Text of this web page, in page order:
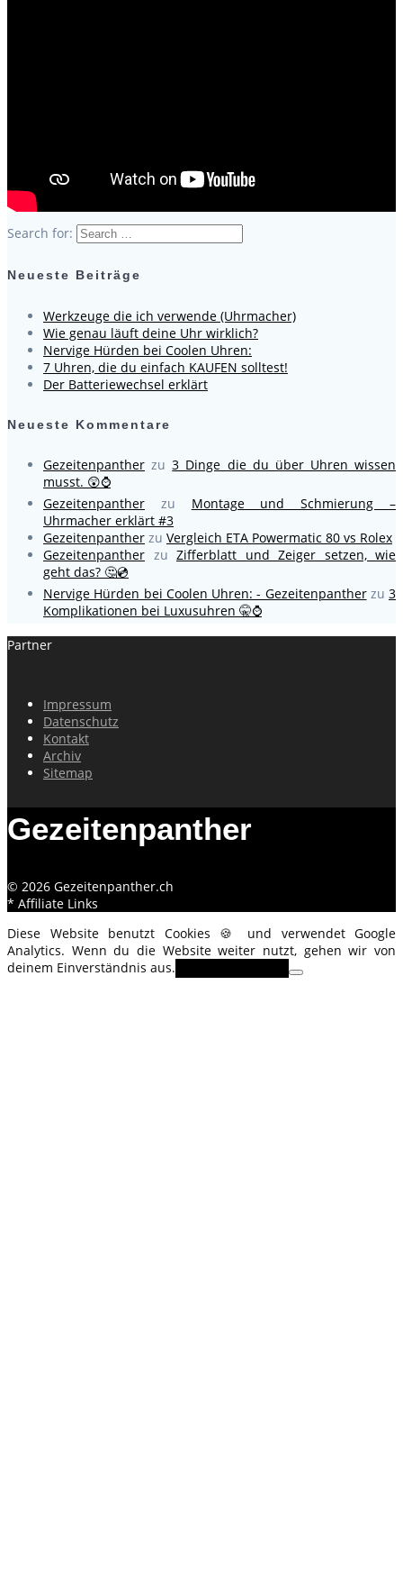
Search for:
Neueste Beiträge
Werkzeuge die ich verwende (Uhrmacher)
Wie genau läuft deine Uhr wirklich?
Nervige Hürden bei Coolen Uhren:
7 Uhren, die du einfach KAUFEN solltest!
Der Batteriewechsel erklärt
Neueste Kommentare
Gezeitenpanther zu3 Dinge die du über Uhren wissen
musst. 😲⌚
Gezeitenpanther zu Montage und Schmierung –
Uhrmacher erklärt #3
Gezeitenpanther zu Vergleich ETA Powermatic 80 vs Rolex
Gezeitenpanther zu Zifferblatt und Zeiger setzen, wie
geht das? 🤔💿
Nervige Hürden bei Coolen Uhren: - Gezeitenpantherzu 3
Komplikationen bei Luxusuhren 🤫⌚
Partner
Impressum
Datenschutz
Kontakt
Archiv
Sitemap
Gezeitenpanther
© 2026 Gezeitenpanther.ch
* Affiliate Links
Diese Website benutzt Cookies 🍪 und verwendet Google
Analytics. Wenn du die Website weiter nutzt, gehen wir von
deinem Einverständnis aus.